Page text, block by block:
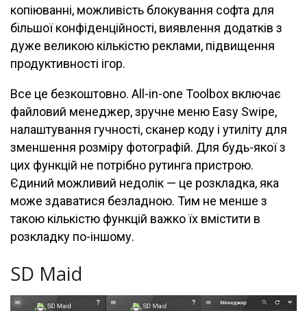
копіюванні, можливість блокування софта для
більшої конфіденційності, виявлення додатків з
дуже великою кількістю реклами, підвищення
продуктивності ігор.
Все це безкоштовно. All-in-one Toolbox включає
файловий менеджер, зручне меню Easy Swipe,
налаштування гучності, сканер коду і утиліту для
зменшення розміру фотографій. Для будь-якої з
цих функцій не потрібно рутинга пристрою.
Єдиний можливий недолік — це розкладка, яка
може здаватися безладною. Тим не менше з
такою кількістю функцій важко їх вмістити в
розкладку по-іншому.
SD Maid